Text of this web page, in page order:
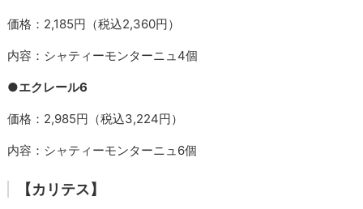
価格：2,185円（税込2,360円）
内容：シャティーモンターニュ4個
●エクレール6
価格：2,985円（税込3,224円）
内容：シャティーモンターニュ6個
【カリテス】